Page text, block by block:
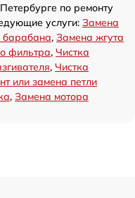
по ремонту
услуги: Замена
, Замена жгута
фильтра, Чистка
, Чистка
или замена петли
, Замена мотора